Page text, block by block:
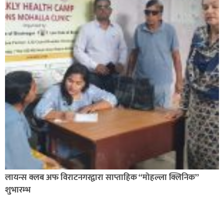
लायन्स क्लब अफ विराटनगरद्वारा साप्ताहिक “मोहल्ला क्लिनिक”
शुभारम्भ